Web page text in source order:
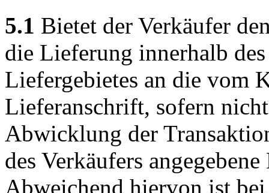
5.1 Bietet der Verkäufer
die Lieferung innerhalb
Liefergebietes an die vom
Lieferanschrift, sofern
Abwicklung der
des Verkäufers
Abweichend hiervon ist